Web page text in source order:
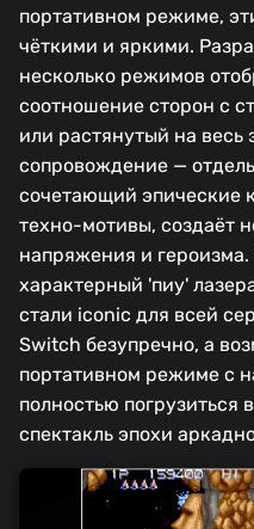
портативном режиме,
чёткими и яркими.
несколько режимов
соотношение сторон с
или растянутый на весь
сопровождение —
сочетающий эпические
техно-мотивы, создаёт
напряжения и
характерный 'пиу'
стали iconic для всей
Switch безупречно, а
портативном режиме с
полностью погрузиться
спектакль эпохи